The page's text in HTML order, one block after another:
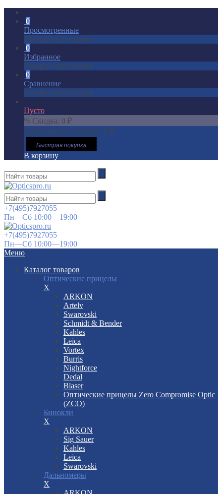
0
Просмотренные
Товары отсутствуют
0
Избранное
Товары отсутствуют
0
Сравнение
Товары отсутствуют
Пусто
% Скидка: 0 ₽
ИТОГОВАЯ СУММА: 0 ₽
Быстрая покупка
В корзину
+7(495)7927055
Пн—Сб 10:00—19:00
+7(495)7927055
Пн—Сб 10:00—19:00
Меню
Каталог товаров
Оптические прицелы
X
ARKON
Artelv
Swarovski
Schmidt & Bender
Kahles
Leica
Vortex
Burris
Nightforce
Dedal
Blaser
Оптические прицелы Zero Compromise Optic
(ZCO)
Бинокли
X
ARKON
Sig Sauer
Kahles
Leica
Swarovski
Дальномеры
X